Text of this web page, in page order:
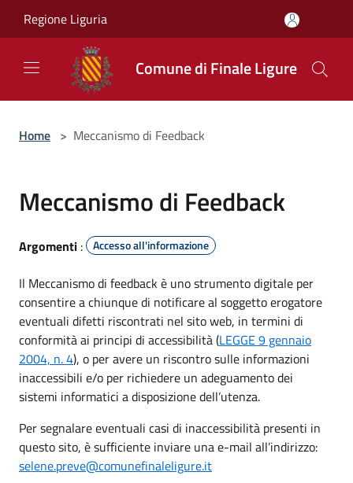
Regione Liguria
Comune di Finale Ligure
Home > Meccanismo di Feedback
Meccanismo di Feedback
Argomenti : Accesso all'informazione
Il Meccanismo di feedback è uno strumento digitale per
consentire a chiunque di notificare al soggetto erogatore
eventuali difetti riscontrati nel sito web, in termini di
conformità ai principi di accessibilità (LEGGE 9 gennaio
2004, n. 4), o per avere un riscontro sulle informazioni
inaccessibili e/o per richiedere un adeguamento dei
sistemi informatici a disposizione dell’utenza.
Per segnalare eventuali casi di inaccessibilità presenti in
questo sito, è sufficiente inviare una e-mail all’indirizzo:
selene.preve@comunefinaleligure.it